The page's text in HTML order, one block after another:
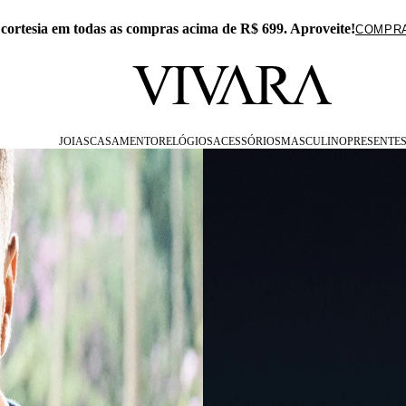
15% Off na primeira compra com o cupom
JOIASCASAMENTORELÓGIOSACESSÓRIOSMASCULINOPRESENTES